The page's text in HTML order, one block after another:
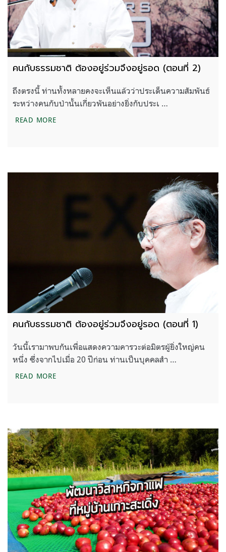
คนกับธรรมชาติ ต้องอยู่ร่วมจึงอยู่รอด (ตอนที่ 2)
ถึงตรงนี้ ท่านทั้งหลายคงจะเห็นแล้วว่าประเด็นความสัมพันธ์
ระหว่างคนกับป่านั้นเกี่ยวพันอย่างยิ่งกับประเ …
READ MOREคนกับธรรมชาติ ต้องอยู่ร่วมจึงอยู่รอด (ตอนที่ 2)
คนกับธรรมชาติ ต้องอยู่ร่วมจึงอยู่รอด (ตอนที่ 1)
วันนี้เรามาพบกันเพื่อแสดงความคารวะต่อมิตรผู้ยิ่งใหญ่คน
หนึ่ง ซึ่งจากไปเมื่อ 20 ปีก่อน ท่านเป็นบุคคลสำ …
READ MOREคนกับธรรมชาติ ต้องอยู่ร่วมจึงอยู่รอด (ตอนที่ 1)